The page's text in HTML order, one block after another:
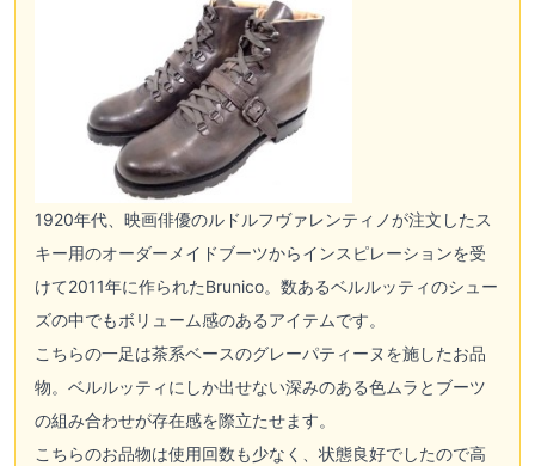
1920年代、映画俳優のルドルフヴァレンティノが注文したス
キー用のオーダーメイドブーツからインスピレーションを受
けて2011年に作られたBrunico。数あるベルルッティのシュー
ズの中でもボリューム感のあるアイテムです。
こちらの一足は茶系ベースのグレーパティーヌを施したお品
物。ベルルッティにしか出せない深みのある色ムラとブーツ
の組み合わせが存在感を際立たせます。
こちらのお品物は使用回数も少なく、状態良好でしたので高